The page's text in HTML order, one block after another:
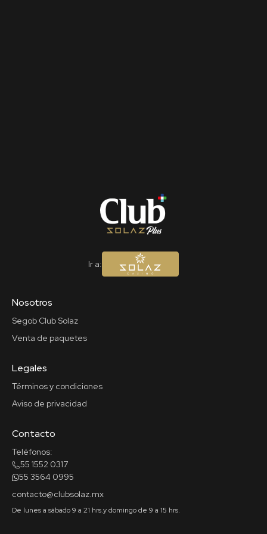
Ir a:
Nosotros
Segob Club Solaz
Venta de paquetes
Legales
Términos y condiciones
Aviso de privacidad
Contacto
Teléfonos:
55 1552 0317
55 3564 0995
contacto@clubsolaz.mx
De lunes a sábado 9 a 21 hrs.y domingo de 9 a 15 hrs.